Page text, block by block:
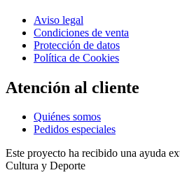
Aviso legal
Condiciones de venta
Protección de datos
Política de Cookies
Atención al cliente
Quiénes somos
Pedidos especiales
Este proyecto ha recibido una ayuda
Cultura y Deporte